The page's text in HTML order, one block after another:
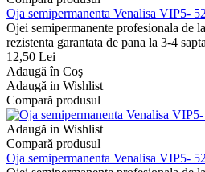
Oja semipermanenta Venalisa VIP5-
Ojei semipermanente profesionala
rezistenta garantata de pana la 3-4
12,50 Lei
Adaugă în Coş
Adaugă in Wishlist
Compară produsul
Adaugă in Wishlist
Compară produsul
Oja semipermanenta Venalisa VIP5-